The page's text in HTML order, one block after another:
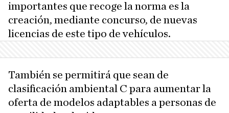
importantes que recoge la norma es la
creación, mediante concurso, de nuevas
licencias de este tipo de vehículos.
También se permitirá que sean de
clasificación ambiental C para aumentar la
oferta de modelos adaptables a personas de